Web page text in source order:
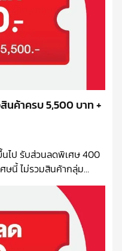
ไป รับส่วนลดพิเศษ 400
รื่องชง บริษัทฯ ขอสงวน
กได้ โดยไม่ต้องแจ้งล่วง